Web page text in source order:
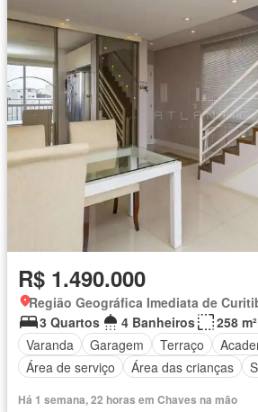
R$ 1.490.000
3 Quartos
4 Banheiros
258 m²
Varanda
Garagem Terraço
Área de serviço
Área das crianças
Há 1 semana, 22 horas em Chaves na mão